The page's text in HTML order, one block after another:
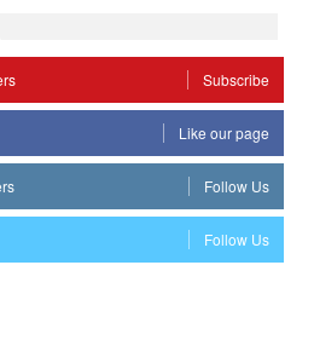
Subscribe
Like our page
Follow Us
Follow Us